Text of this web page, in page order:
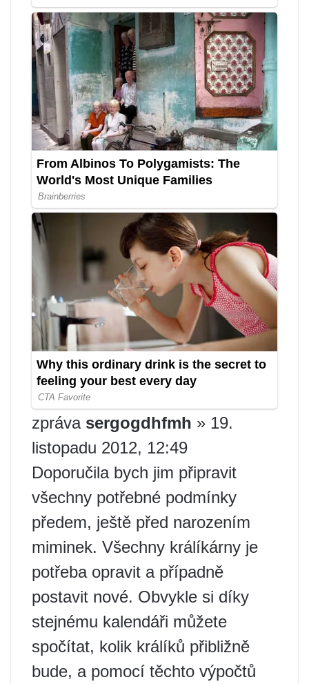
zpráva sergogdhfmh » 19.
listopadu 2012, 12:49
Doporučila bych jim připravit
všechny potřebné podmínky
předem, ještě před narozením
miminek. Všechny králíkárny je
potřeba opravit a případně
postavit nové. Obvykle si díky
stejnému kalendáři můžete
spočítat, kolik králíků přibližně
bude, a pomocí těchto výpočtů